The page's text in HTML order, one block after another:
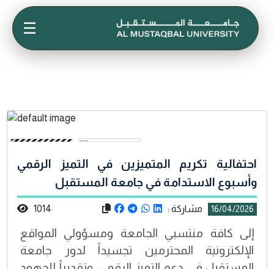
☰
احتفالية تكريم المتميزين في التميز الرقمي
وأسبوع الاستدامة في جامعة المستقبل
16/04/2026 مشاركة : 1014
إلى كافة منتسبي الجامعة ومسؤولي المواقع
الإلكترونية المحترمين تجسيداً لدور جامعة